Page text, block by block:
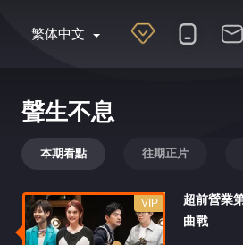
繁体中文
聲生不息
本期看點 往期正片
VIP
超前營業
曲戰